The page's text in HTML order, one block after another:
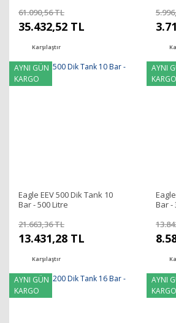
61.090,56 TL
35.432,52 TL
Karşılaştır
AYNI GÜN
KARGO
Eagle EEV 500 Dik Tank 10
Bar - 500 Litre
21.663,36 TL
13.431,28 TL
Karşılaştır
AYNI
KARGO
Bar -
AYNI GÜN
KARGO
AYNI
KARGO